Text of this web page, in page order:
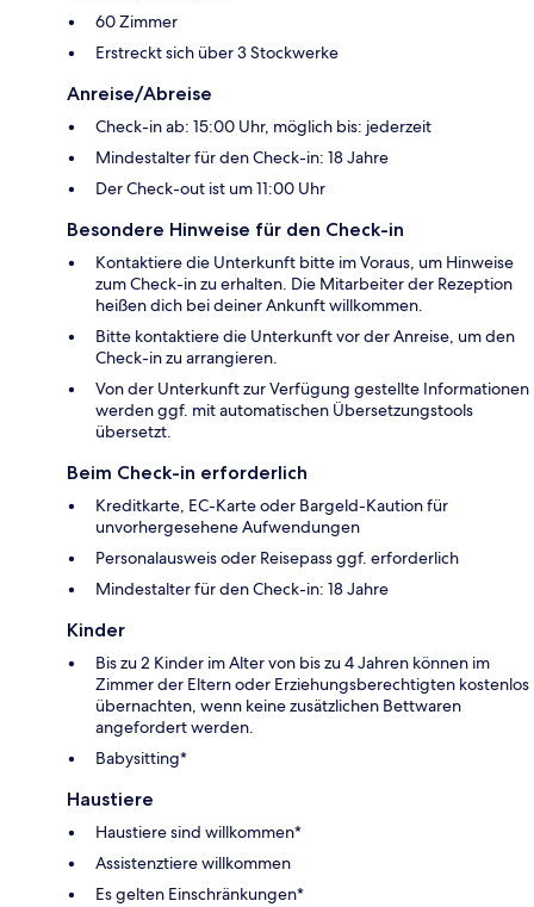
60 Zimmer
Erstreckt sich über 3 Stockwerke
Anreise/Abreise
Check-in ab: 15:00 Uhr, möglich bis: jederzeit
Mindestalter für den Check-in: 18 Jahre
Der Check-out ist um 11:00 Uhr
Besondere Hinweise für den Check-in
Kontaktiere die Unterkunft bitte im Voraus, um Hinweise
zum Check-in zu erhalten. Die Mitarbeiter der Rezeption
heißen dich bei deiner Ankunft willkommen.
Bitte kontaktiere die Unterkunft vor der Anreise, um den
Check-in zu arrangieren.
Von der Unterkunft zur Verfügung gestellte Informationen
werden ggf. mit automatischen Übersetzungstools
übersetzt.
Beim Check-in erforderlich
Kreditkarte, EC-Karte oder Bargeld-Kaution für
unvorhergesehene Aufwendungen
Personalausweis oder Reisepass ggf. erforderlich
Mindestalter für den Check-in: 18 Jahre
Kinder
Bis zu 2 Kinder im Alter von bis zu 4 Jahren können im
Zimmer der Eltern oder Erziehungsberechtigten kostenlos
übernachten, wenn keine zusätzlichen Bettwaren
angefordert werden.
Babysitting*
Haustiere
Haustiere sind willkommen*
Assistenztiere willkommen
Es gelten Einschränkungen*